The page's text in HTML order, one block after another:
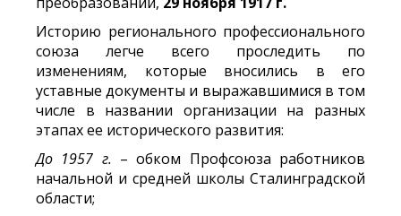
Историю регионального профессионального
союза легче всего проследить по
изменениям, которые вносились в его
уставные документы и выражавшимися в том
числе в названии организации на разных
этапах ее исторического развития:
До 1957 г. – обком Профсоюза работников
начальной и средней школы Сталинградской
области;